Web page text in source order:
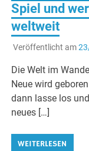
Spiel und
weltweit
Veröffentlicht am
Die Welt im
Neue wird
dann lasse los
neues […]
WEITERLESEN